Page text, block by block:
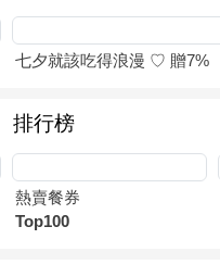
七夕就該吃得浪漫 ♡ 贈7%
排行榜
熱賣餐券
Top100